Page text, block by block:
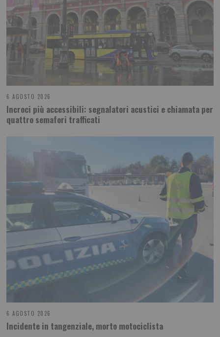
6 AGOSTO 2026
Incroci più accessibili: segnalatori acustici e chiamata per
quattro semafori trafficati
6 AGOSTO 2026
Incidente in tangenziale, morto motociclista